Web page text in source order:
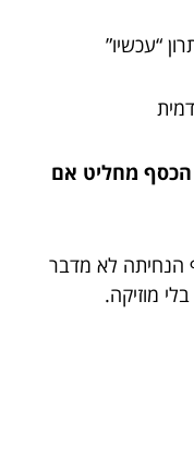
הכסף מחליט אם
הנחיתה לא מדבר
מוזיקה.